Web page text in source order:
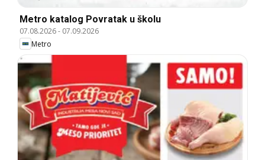
Metro katalog Povratak u školu
07.08.2026- 07.09.2026
Metro